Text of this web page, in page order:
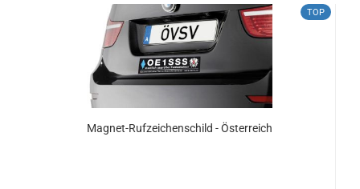
TOP
Magnet-Rufzeichenschild - Österreich